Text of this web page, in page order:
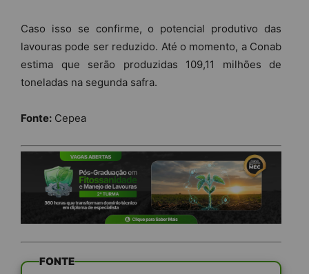
Caso isso se confirme, o potencial produtivo das
lavouras pode ser reduzido. Até o momento, a Conab
estima que serão produzidas 109,11 milhões de
toneladas na segunda safra.
Fonte: Cepea
FONTE